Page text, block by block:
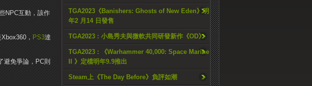
TGA2023《Banishers: Ghosts of New Eden》明
年2 月14 日發售
TGA2023 : 小島秀夫與微軟共同研發新作《OD》
TGA2023 : 《Warhammer 40,000: Space Marine
II 》定檔明年9.9推出
Steam上《The Day Before》負評如潮
NPC互動，該作
， PS3達
避免爭論，PC則